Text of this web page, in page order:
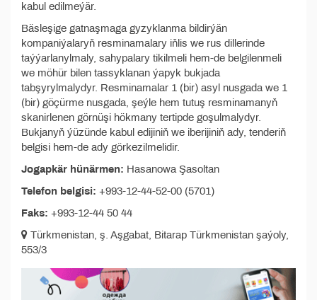
kabul edilmeýär.
Bäsleşige gatnaşmaga gyzyklanma bildirýän
kompaniýalaryň resminamalary iňlis we rus dillerinde
taýýarlanylmaly, sahypalary tikilmeli hem-de belgilenmeli
we möhür bilen tassyklanan ýapyk bukjada
tabşyrylmalydyr. Resminamalar 1 (bir) asyl nusgada we 1
(bir) göçürme nusgada, şeýle hem tutuş resminamanyň
skanirlenen görnüşi hökmany tertipde goşulmalydyr.
Bukjanyň ýüzünde kabul edijiniň we iberijiniň ady, tenderiň
belgisi hem-de ady görkezilmelidir.
Jogapkär hünärmen: Hasanowa Şasoltan
Telefon belgisi: +993-12-44-52-00 (5701)
Faks: +993-12-44 50 44
Türkmenistan, ş. Aşgabat, Bitarap Türkmenistan şaýoly,
553/3